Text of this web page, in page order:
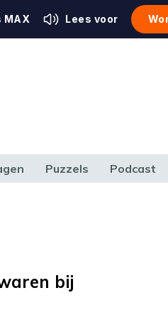
MAX Lees voor
Puzzels Podcast
bij